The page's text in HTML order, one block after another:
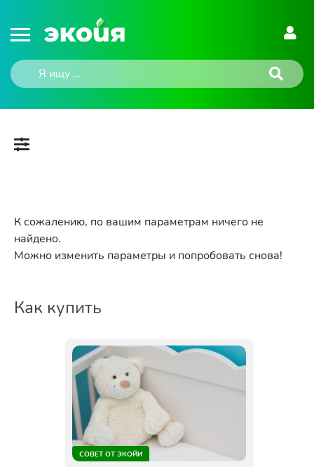
К сожалению, по вашим параметрам ничего не
найдено.
Можно изменить параметры и попробовать снова!
Как купить
СОВЕТ ОТ ЭКОЙИ